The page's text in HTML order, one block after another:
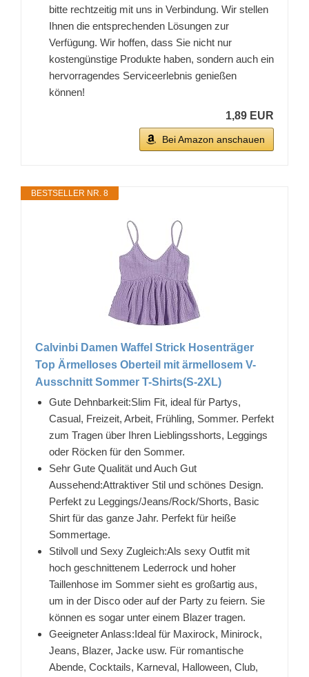
bitte rechtzeitig mit uns in Verbindung. Wir stellen
Ihnen die entsprechenden Lösungen zur
Verfügung. Wir hoffen, dass Sie nicht nur
kostengünstige Produkte haben, sondern auch ein
hervorragendes Serviceerlebnis genießen
können!
1,89 EUR
Bei Amazon anschauen
BESTSELLER NR. 8
Calvinbi Damen Waffel Strick Hosenträger
Top Ärmelloses Oberteil mit ärmellosem V-
Ausschnitt Sommer T-Shirts(S-2XL)
Gute Dehnbarkeit:Slim Fit, ideal für Partys,
Casual, Freizeit, Arbeit, Frühling, Sommer. Perfekt
zum Tragen über Ihren Lieblingsshorts, Leggings
oder Röcken für den Sommer.
Sehr Gute Qualität und Auch Gut
Aussehend:Attraktiver Stil und schönes Design.
Perfekt zu Leggings/Jeans/Rock/Shorts, Basic
Shirt für das ganze Jahr. Perfekt für heiße
Sommertage.
Stilvoll und Sexy Zugleich:Als sexy Outfit mit
hoch geschnittenem Lederrock und hoher
Taillenhose im Sommer sieht es großartig aus,
um in der Disco oder auf der Party zu feiern. Sie
können es sogar unter einem Blazer tragen.
Geeigneter Anlass:Ideal für Maxirock, Minirock,
Jeans, Blazer, Jacke usw. Für romantische
Abende, Cocktails, Karneval, Halloween, Club,